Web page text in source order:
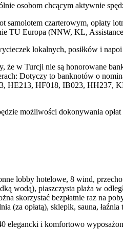
osobom chcącym aktywnie
samolotem czarterowym, opłaty
TU Europa (NNW, KL,
lokalnych, posiłków i
że w Turcji nie są honorowane
Dotyczy to banknotów o
HE213, HF018, IB023, HH237,
możliwości dokonywania
lobby hotelowe, 8 wind,
wodą), piaszczysta plaża w
skorzystać bezpłatnie raz na
(za opłatą), sklepik, sauna,
elegancki i komfortowo